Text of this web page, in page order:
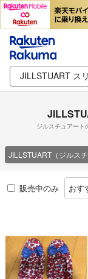
ジルスチュアート
JILLSTUART（ジルスチ
販売中のみ おす